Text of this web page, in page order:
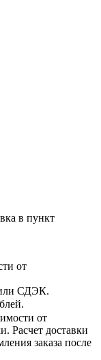
в пункт
от
или СДЭК.
от
Расчет доставки
заказа после